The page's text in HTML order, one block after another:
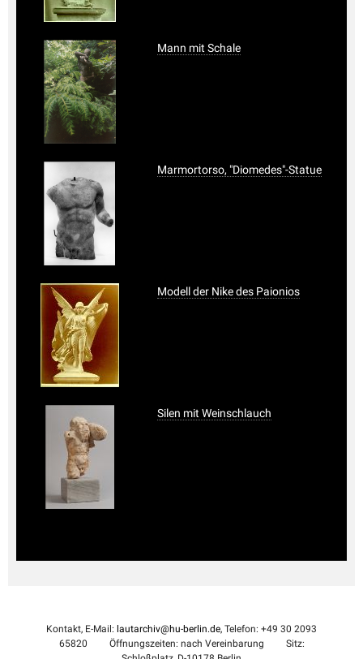
Mann mit Schale
Marmortorso, "Diomedes"-Statue
Modell der Nike des Paionios
Silen mit Weinschlauch
Kontakt, E-Mail: lautarchiv@hu-berlin.de, Telefon: +49 30 2093
65820
Öffnungszeiten: nach Vereinbarung
Sitz: